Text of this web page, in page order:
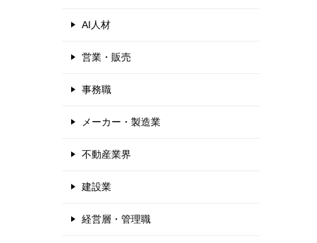
AI人材
営業・販売
事務職
メーカー・製造業
不動産業界
建設業
経営層・管理職